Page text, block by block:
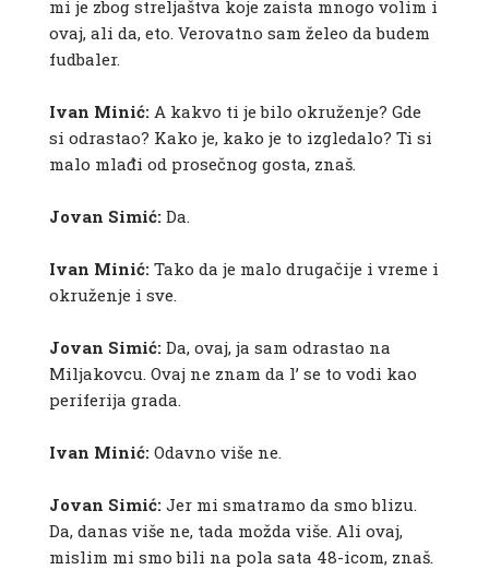
mi je zbog streljaštva koje zaista mnogo volim i
ovaj, ali da, eto. Verovatno sam želeo da budem
fudbaler.
Ivan Minić:A kakvo ti je bilo okruženje? Gde
si odrastao? Kako je, kako je to izgledalo? Ti si
malo mlađi od prosečnog gosta, znaš.
Jovan Simić:Da.
Ivan Minić:Tako da je malo drugačije i vreme i
okruženje i sve.
Jovan Simić:Da, ovaj, ja sam odrastao na
Miljakovcu. Ovaj ne znam da l’ se to vodi kao
periferija grada.
Ivan Minić:Odavno više ne.
Jovan Simić:Jer mi smatramo da smo blizu.
Da, danas više ne, tada možda više. Ali ovaj,
mislim mi smo bili na pola sata 48-icom, znaš.